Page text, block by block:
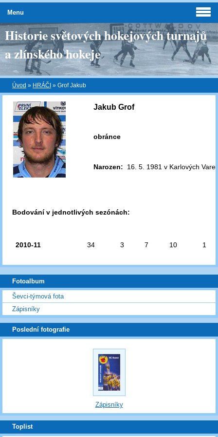
Historie světových hokejových turnajů
a zlínského hokeje
Úvod » HRÁČI » Grof Jakub
Jakub Grof
obránce
Narozen: 16. 5. 1981 v Karlových
Bodování v jednotlivých sezónách:
2010-11 34 3 7 10 1
Menu
Fotoalbum
Ševci-týmová fota
Zápisníky
Poslední fotografie
Zápisníky
Toplist